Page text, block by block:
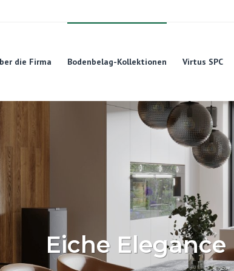
die Firma Bodenbelag-Kollektionen Virtus SPC
Eiche Elegance